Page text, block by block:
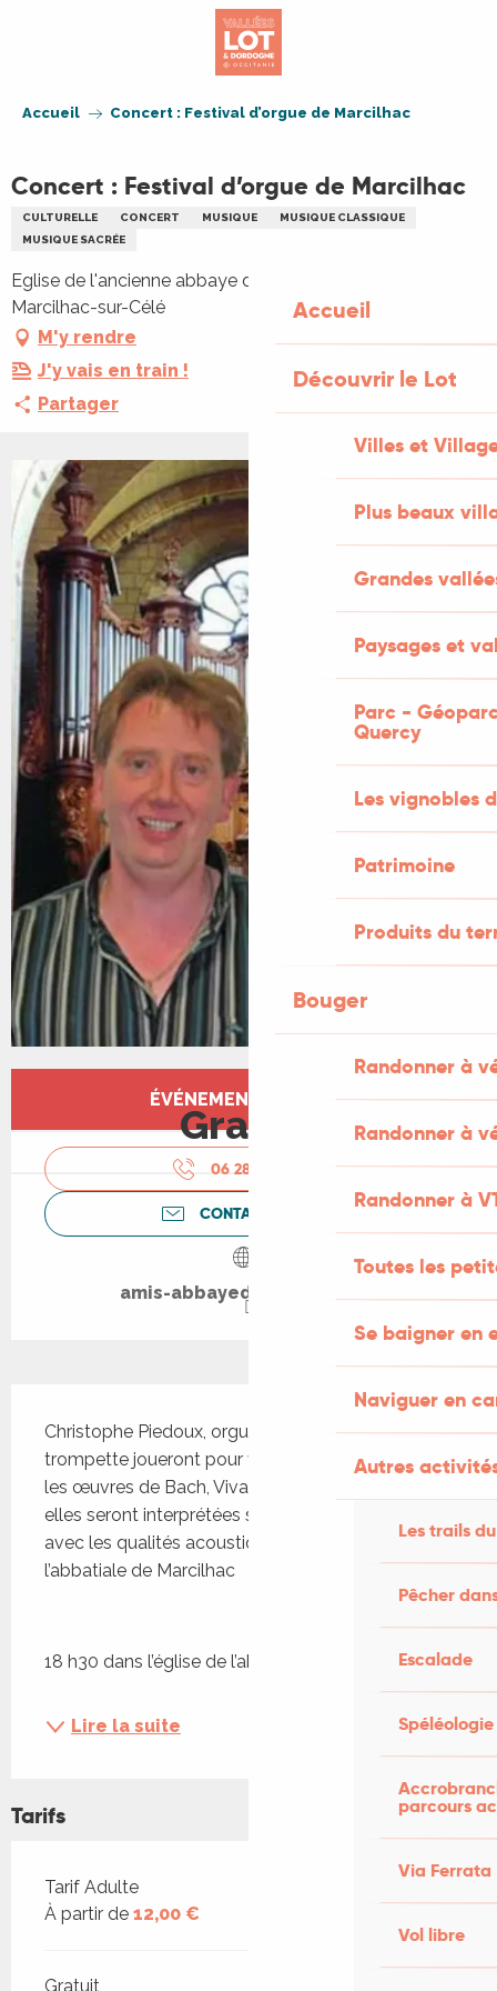
Accueil
Découvrir le Lot
Villes et
Plus beaux
Grandes
Paysages et
Parc -
Quercy
Les vignobles
Patrimoine
Produits du
Bouger
Randonner à
Randonner à
Randonner à
Toutes les
Se baigner en
Naviguer en
Autres
Les trails
Pêcher
Escalade
Spéléologie
parcours
Via Ferrata
Vol libre
Accueil Concert : Festival d’orgue de Marcilhac
Concert : Festival d’orgue de Marcilhac
CULTURELLE CONCERT MUSIQUE
MUSIQUE CLASSIQUE
MUSIQUE SACRÉE
Eglise de l'ancienne abbaye de Marcilhac, 46160
Marcilhac-sur-Célé
M'y rendre
J'y vais en train !
Partager
Ouverture et coordonnées
ÉVÉNEMENT TERMINÉ
Gratuit
06 28 05 07
CONTACTEZ-NOUS
amis-abbayedemarcilhac.fr
Christophe Piedoux, orgue et Claire Bienfait,
trompette joueront pour votre plus grand plaisir
les œuvres de Bach, VivaldiI, Torelli et Haendel,
elles seront interprétées sur l’orgue Abbott et
avec les qualités acoustiques remarquables de
l’abbatiale de Marcilhac
18 h30 dans l’église de l’abbaye de...
Lire la suite
Tarifs
Tarifs 2026
Tarif Adulte
À partir de 12,00 €
Gratuit